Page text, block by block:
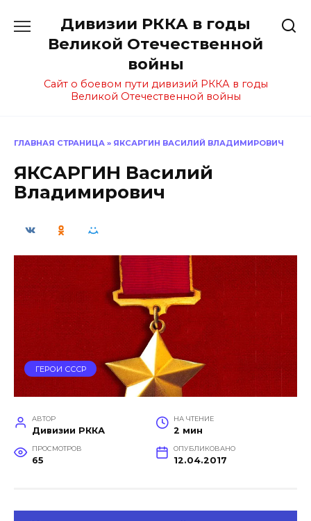
содержанию
Дивизии РККА в годы
Великой Отечественной
войны
Сайт о боевом пути дивизий РККА в годы
Великой Отечественной войны
ГЛАВНАЯ СТРАНИЦА » ЯКСАРГИН ВАСИЛИЙ ВЛАДИМИРОВИЧ
ЯКСАРГИН Василий
Владимирович
ГЕРОИ СССР
АВТОР
Дивизии РККА
НА ЧТЕНИЕ
2 мин
ПРОСМОТРОВ
65
ОПУБЛИКОВАНО
12.04.2017